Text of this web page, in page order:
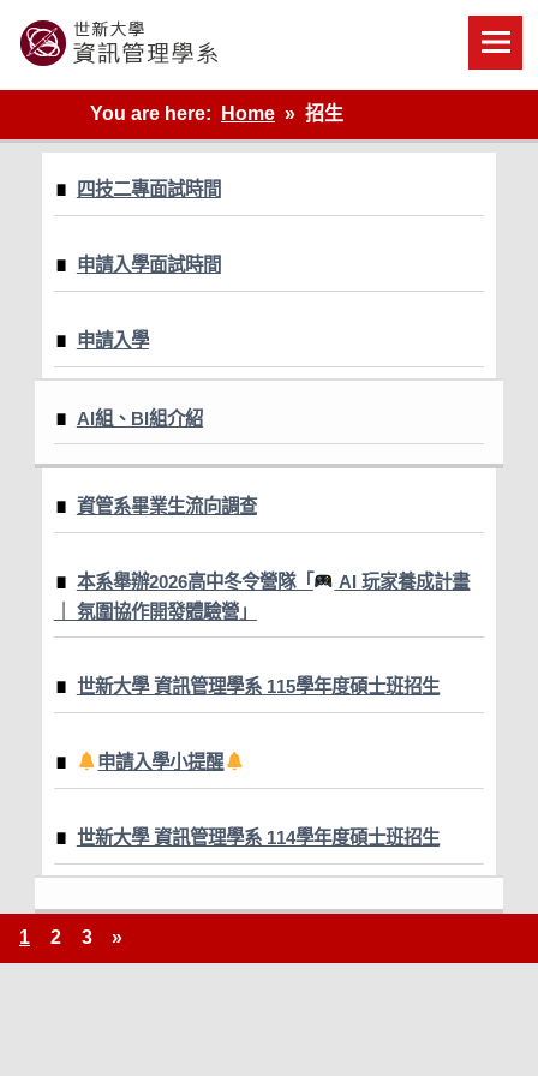
content
世新大學資管系網站
You are here:
Home 招生
四技二專面試時間
申請入學面試時間
申請入學
AI組、BI組介紹
資管系畢業生流向調查
本系舉辦2026高中冬令營隊「
AI 玩家養成計畫
｜ 氛圍協作開發體驗營」
世新大學 資訊管理學系 115學年度碩士班招生
申請入學小提醒
世新大學 資訊管理學系 114學年度碩士班招生
1 2 3 »